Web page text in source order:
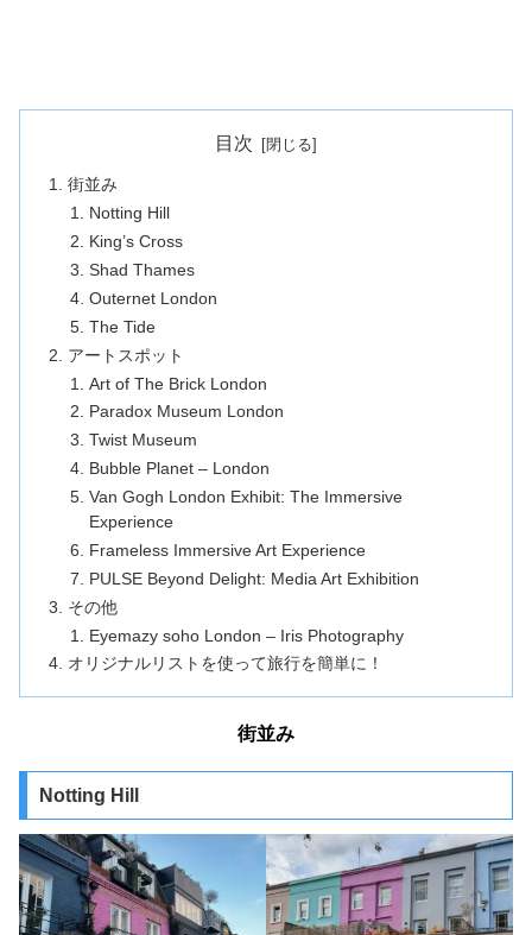
目次
街並み
Notting Hill
King’s Cross
Shad Thames
Outernet London
The Tide
アートスポット
Art of The Brick London
Paradox Museum London
Twist Museum
Bubble Planet – London
Van Gogh London Exhibit: The Immersive
Experience
Frameless Immersive Art Experience
PULSE Beyond Delight: Media Art Exhibition
その他
Eyemazy soho London – Iris Photography
オリジナルリストを使って旅行を簡単に！
街並み
Notting Hill